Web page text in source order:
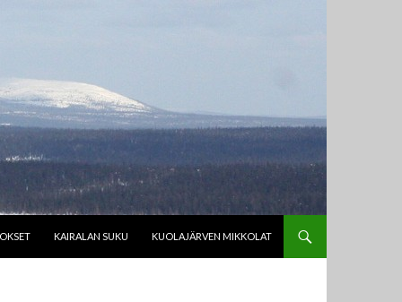
KAIRALAN SUKU KUOLAJÄRVEN MIKKOLAT